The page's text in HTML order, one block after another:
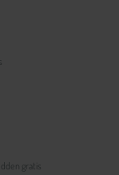
gratis